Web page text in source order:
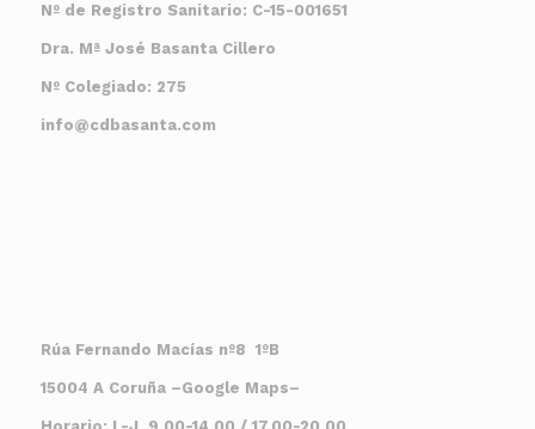
Nº de Registro Sanitario: C-15-001651
Dra. Mª José Basanta Cillero
Nº Colegiado: 275
info@cdbasanta.com
Rúa Fernando Macías nº8 1ºB
15004 A Coruña –Google Maps–